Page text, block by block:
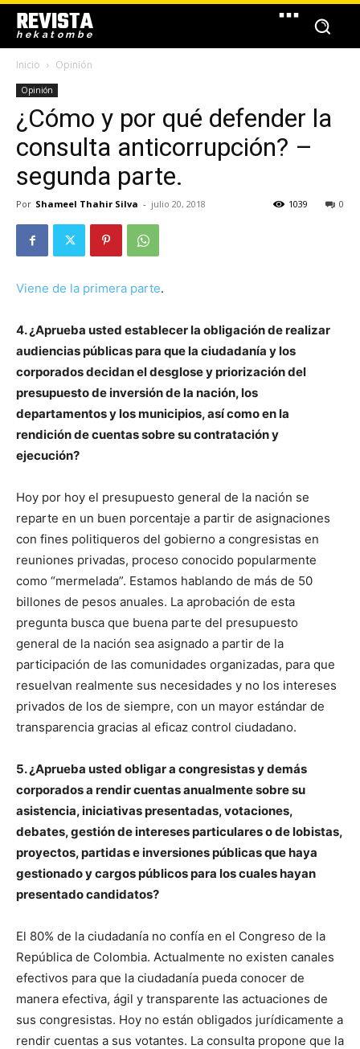
REVISTA
hekatombe
Inicio Opinión
Opinión
¿Cómo y por qué defender la
consulta anticorrupción? –
segunda parte.
Por Shameel Thahir Silva - julio 20, 2018 0
1039
Viene de la primera parte.
4. ¿Aprueba usted establecer la obligación de realizar
audiencias públicas para que la ciudadanía y los
corporados decidan el desglose y priorización del
presupuesto de inversión de la nación, los
departamentos y los municipios, así como en la
rendición de cuentas sobre su contratación y
ejecución?
Hoy por hoy el presupuesto general de la nación se
reparte en un buen porcentaje a partir de asignaciones
con fines politiqueros del gobierno a congresistas en
reuniones privadas, proceso conocido popularmente
como “mermelada”. Estamos hablando de más de 50
billones de pesos anuales. La aprobación de esta
pregunta busca que buena parte del presupuesto
general de la nación sea asignado a partir de la
participación de las comunidades organizadas, para que
resuelvan realmente sus necesidades y no los intereses
privados de los de siempre, con un mayor estándar de
transparencia gracias al eficaz control ciudadano.
5. ¿Aprueba usted obligar a congresistas y demás
corporados a rendir cuentas anualmente sobre su
asistencia, iniciativas presentadas, votaciones,
debates, gestión de intereses particulares o de lobistas,
proyectos, partidas e inversiones públicas que haya
gestionado y cargos públicos para los cuales hayan
presentado candidatos?
El 80% de la ciudadanía no confía en el Congreso de la
República de Colombia. Actualmente no existen canales
efectivos para que la ciudadanía pueda conocer de
manera efectiva, ágil y transparente las actuaciones de
sus congresistas. Hoy no están obligados jurídicamente a
rendir cuentas a sus votantes. La consulta propone que la